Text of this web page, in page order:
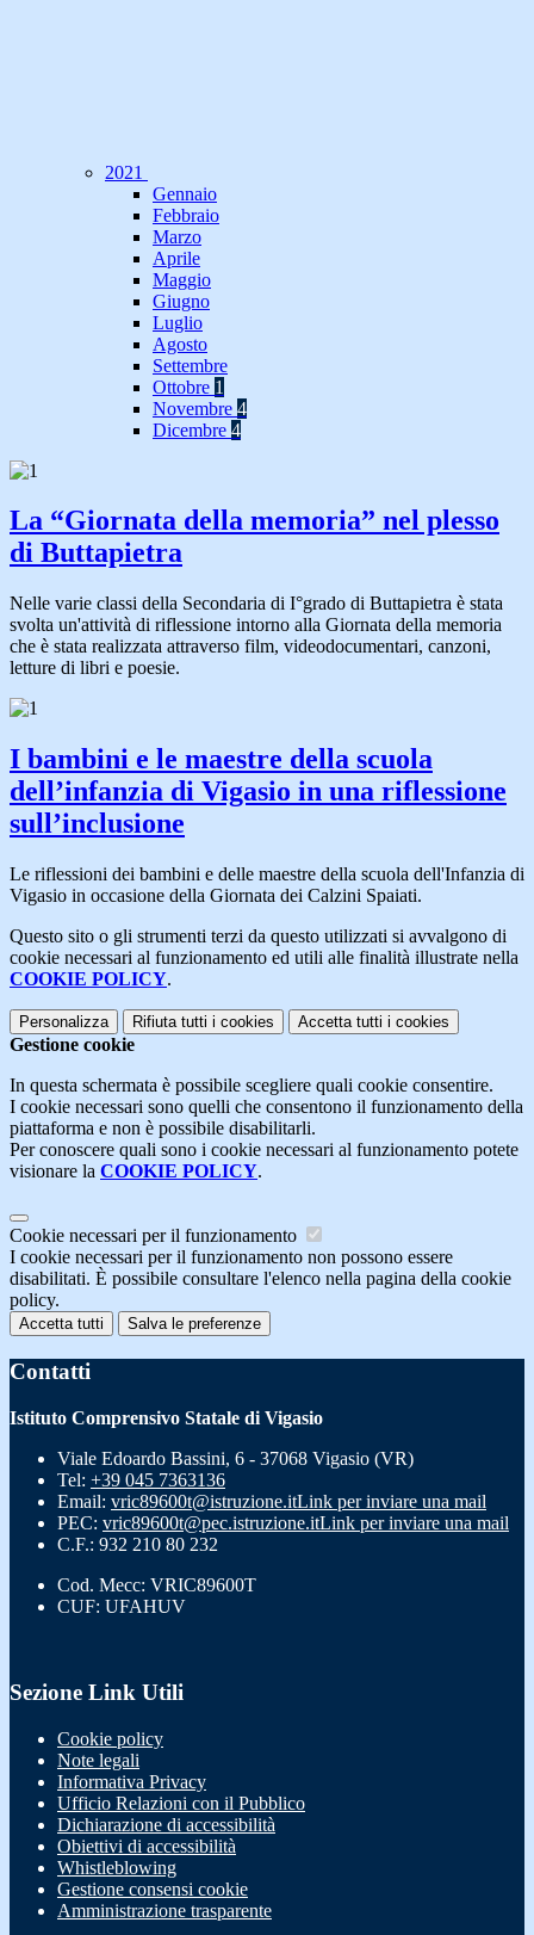
2021
Gennaio
Febbraio
Marzo
Aprile
Maggio
Giugno
Luglio
Agosto
Settembre
Ottobre 1
Novembre 4
Dicembre 4
La “Giornata della memoria” nel plesso
di Buttapietra
Nelle varie classi della Secondaria di I°grado di Buttapietra è stata
svolta un'attività di riflessione intorno alla Giornata della memoria
che è stata realizzata attraverso film, videodocumentari, canzoni,
letture di libri e poesie.
I bambini e le maestre della scuola
dell’infanzia di Vigasio in una riflessione
sull’inclusione
Le riflessioni dei bambini e delle maestre della scuola dell'Infanzia di
Vigasio in occasione della Giornata dei Calzini Spaiati.
Questo sito o gli strumenti terzi da questo utilizzati si avvalgono di
cookie necessari al funzionamento ed utili alle finalità illustrate nella
COOKIE POLICY.
Personalizza Rifiuta tutti i cookies Accetta tutti i cookies
Gestione cookie
In questa schermata è possibile scegliere quali cookie consentire.
I cookie necessari sono quelli che consentono il funzionamento della
piattaforma e non è possibile disabilitarli.
Per conoscere quali sono i cookie necessari al funzionamento potete
visionare la COOKIE POLICY.
Cookie necessari per il funzionamento
I cookie necessari per il funzionamento non possono essere
disabilitati. È possibile consultare l'elenco nella pagina della cookie
policy.
Accetta tutti Salva le preferenze
Contatti
Istituto Comprensivo Statale di Vigasio
Viale Edoardo Bassini, 6 - 37068 Vigasio (VR)
Tel: +39 045 7363136
Email: vric89600t@istruzione.itLink per inviare una mail
PEC: vric89600t@pec.istruzione.itLink per inviare una mail
C.F.: 932 210 80 232
Cod. Mecc: VRIC89600T
CUF: UFAHUV
Sezione Link Utili
Cookie policy
Note legali
Informativa Privacy
Ufficio Relazioni con il Pubblico
Dichiarazione di accessibilità
Obiettivi di accessibilità
Whistleblowing
Gestione consensi cookie
Amministrazione trasparente